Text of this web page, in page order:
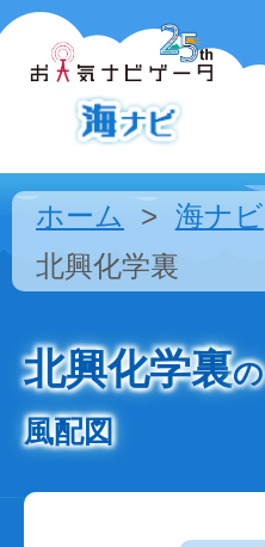
ホーム 海ナビ
北興化学裏
北興化学裏の
風配図